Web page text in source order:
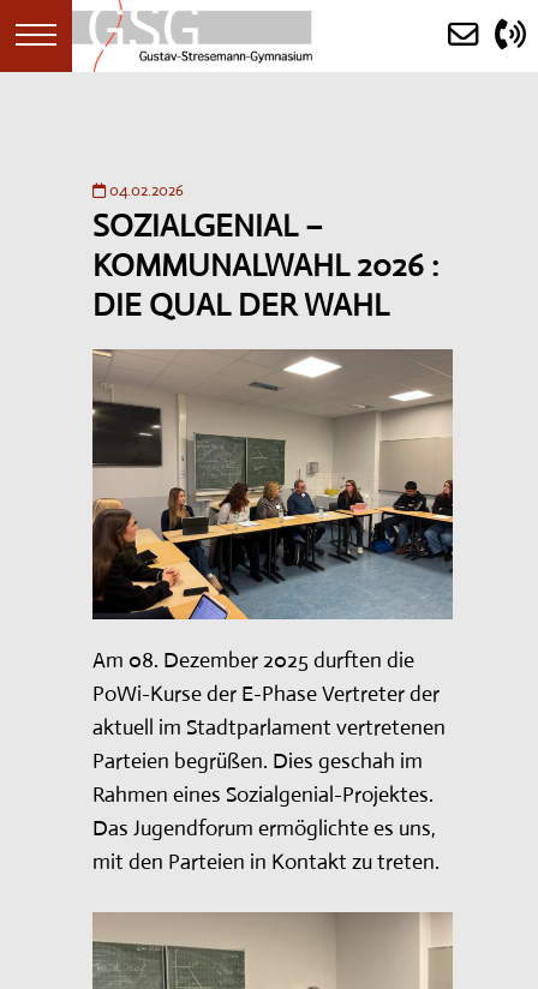
AKTUELLES
ANKÜNDIGUNGEN
KALENDER
(ERST)INFORMATION
SCHULGEMEINDE
UNSER PROFIL: KONZEPTE &
FÖRDERUNG
SERVICE
04.02.2026
SOZIALGENIAL –
KOMMUNALWAHL 2026 :
DIE QUAL DER WAHL
Am 08. Dezember 2025 durften die
PoWi-Kurse der E-Phase Vertreter der
aktuell im Stadtparlament vertretenen
Parteien begrüßen. Dies geschah im
Rahmen eines Sozialgenial-Projektes.
Das Jugendforum ermöglichte es uns,
mit den Parteien in Kontakt zu treten.